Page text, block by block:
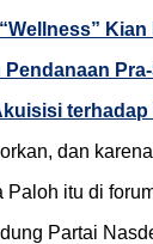
Pendanaan
dan
Paloh itu di
Partai